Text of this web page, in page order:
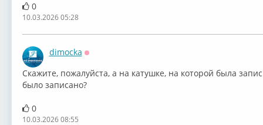
0
10.03.2026 05:28
dimocka
Скажите, пожалуйста, а на катушке, на которой была
было записано?
0
10.03.2026 08:55